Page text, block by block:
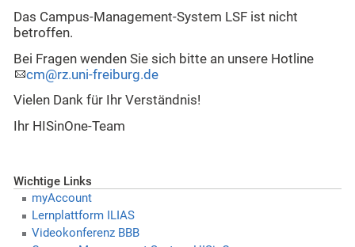
Das Campus-Management-System LSF ist nicht
betroffen.
Bei Fragen wenden Sie sich bitte an unsere Hotline
cm@rz.uni-freiburg.de
Vielen Dank für Ihr Verständnis!
Ihr HISinOne-Team
Wichtige Links
myAccount
Lernplattform ILIAS
Videokonferenz BBB